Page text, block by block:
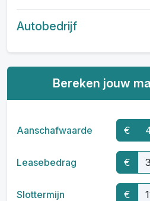
Autobedrijf
Bereken jouw
Aanschafwaarde €
Leasebedrag €
Slottermijn €